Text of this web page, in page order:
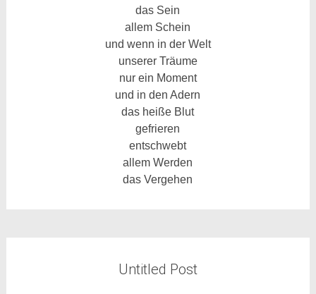
das Sein
allem Schein
und wenn in der Welt
unserer Träume
nur ein Moment
und in den Adern
das heiße Blut
gefrieren
entschwebt
allem Werden
das Vergehen
Untitled Post